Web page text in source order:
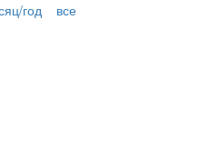
год
все